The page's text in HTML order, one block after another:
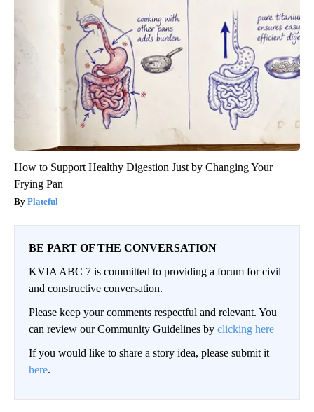
How to Support Healthy Digestion Just by Changing Your
Frying Pan
Plateful
BE PART OF THE CONVERSATION
KVIA ABC 7 is committed to providing a forum for civil
and constructive conversation.
Please keep your comments respectful and relevant. You
can review our Community Guidelines by clicking here
If you would like to share a story idea, please submit it
here.